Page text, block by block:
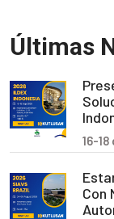
Últimas
16-
Con